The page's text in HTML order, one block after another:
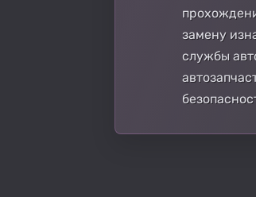
замену
службы